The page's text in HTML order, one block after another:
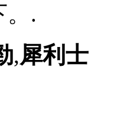
。.
,犀利士